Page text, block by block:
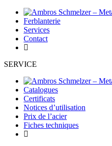
Ferblanterie
Services
Contact
SERVICE
Catalogues
Certificats
Notices d’utilisation
Prix de l’acier
Fiches techniques